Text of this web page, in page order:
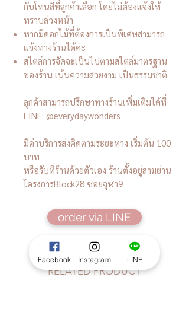
กับโทนสีที่ลูกค้าเลือก โดยไม่ต้องแจ้งให้
ทราบล่วงหน้า
หากมีดอกไม้ที่ต้องการเป็นพิเศษสามารถ
แจ้งทางร้านได้ค่ะ
สไตล์การจัดจะเป็นไปตามสไตล์มาตรฐาน
ของร้าน เน้นความสวยงาม เป็นธรรมชาติ
ลูกค้าสามารถปรึกษาทางร้านเพิ่มเติมได้ที่
LINE: @everydaywonders
มีค่าบริการส่งคิดตามระยะทาง เริ่มต้น 100
บาท
หรือรับที่ร้านด้วยตัวเอง ร้านตั้งอยู่สามย่าน
โครงการBlock28 ซอยจุฬา9
order via LINE
RELATED PRODUCT
Facebook Instagram LINE